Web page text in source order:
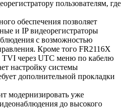
пользователям, где
обеспечения позволяет
и IP видеорегистраторы
с возможностью
Кроме того FR2116X
TVI через UTC меню по кабелю
настройку системы
дополнительной прокладки
модернизировать уже
до высокого